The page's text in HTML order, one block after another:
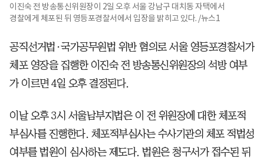
이진숙 전 방송통신위원장이 2일 오후 서울 강남구 대치동 자택에서
경찰에게 체포된 뒤 영등포경찰서에서 입장을 밝히고 있다. /뉴스1
공직선거법·국가공무원법 위반 혐의로 서울 영등포경찰서가
체포 영장을 집행한 이진숙 전 방송통신위원장의 석방 여부
가 이르면 4일 오후 결정된다.
이날 오후 3시 서울남부지법은 이 전 위원장에 대한 체포적
부심사를 진행한다. 체포적부심사는 수사기관의 체포 적법성
여부를 법원이 심사하는 제도다. 법원은 청구서가 접수된 뒤